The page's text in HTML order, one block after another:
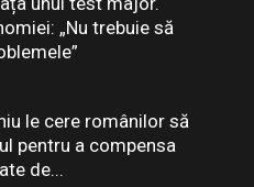
„Nu trebuie să
le cere românilor să
pentru a compensa
de...